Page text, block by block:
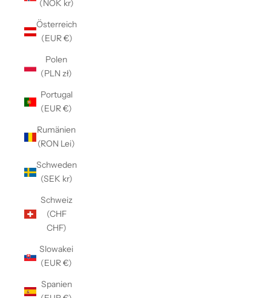
(NOK kr)
Österreich
(EUR €)
Polen
(PLN zł)
Portugal
(EUR €)
Rumänien
(RON Lei)
Schweden
(SEK kr)
Schweiz
(CHF
CHF)
Slowakei
(EUR €)
Spanien